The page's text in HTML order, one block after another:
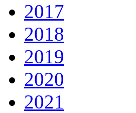
2017
2018
2019
2020
2021